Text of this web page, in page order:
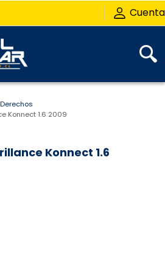
Cuenta
Konnect 1.6 2009
Konnect 1.6